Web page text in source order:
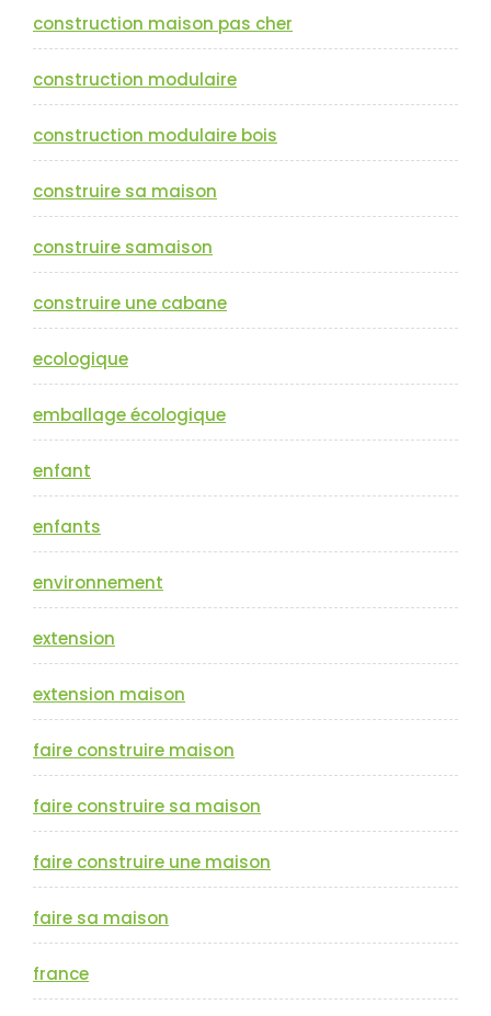
construction maison pas cher
construction modulaire
construction modulaire bois
construire sa maison
construire samaison
construire une cabane
ecologique
emballage écologique
enfant
enfants
environnement
extension
extension maison
faire construire maison
faire construire sa maison
faire construire une maison
faire sa maison
france